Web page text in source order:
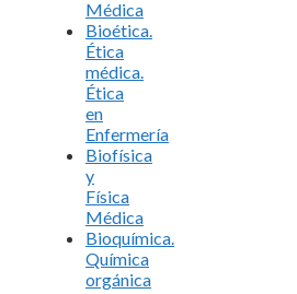
Médica
Bioética.
Ética
médica.
Ética
en
Enfermería
Biofísica
y
Física
Médica
Bioquímica.
Química
orgánica